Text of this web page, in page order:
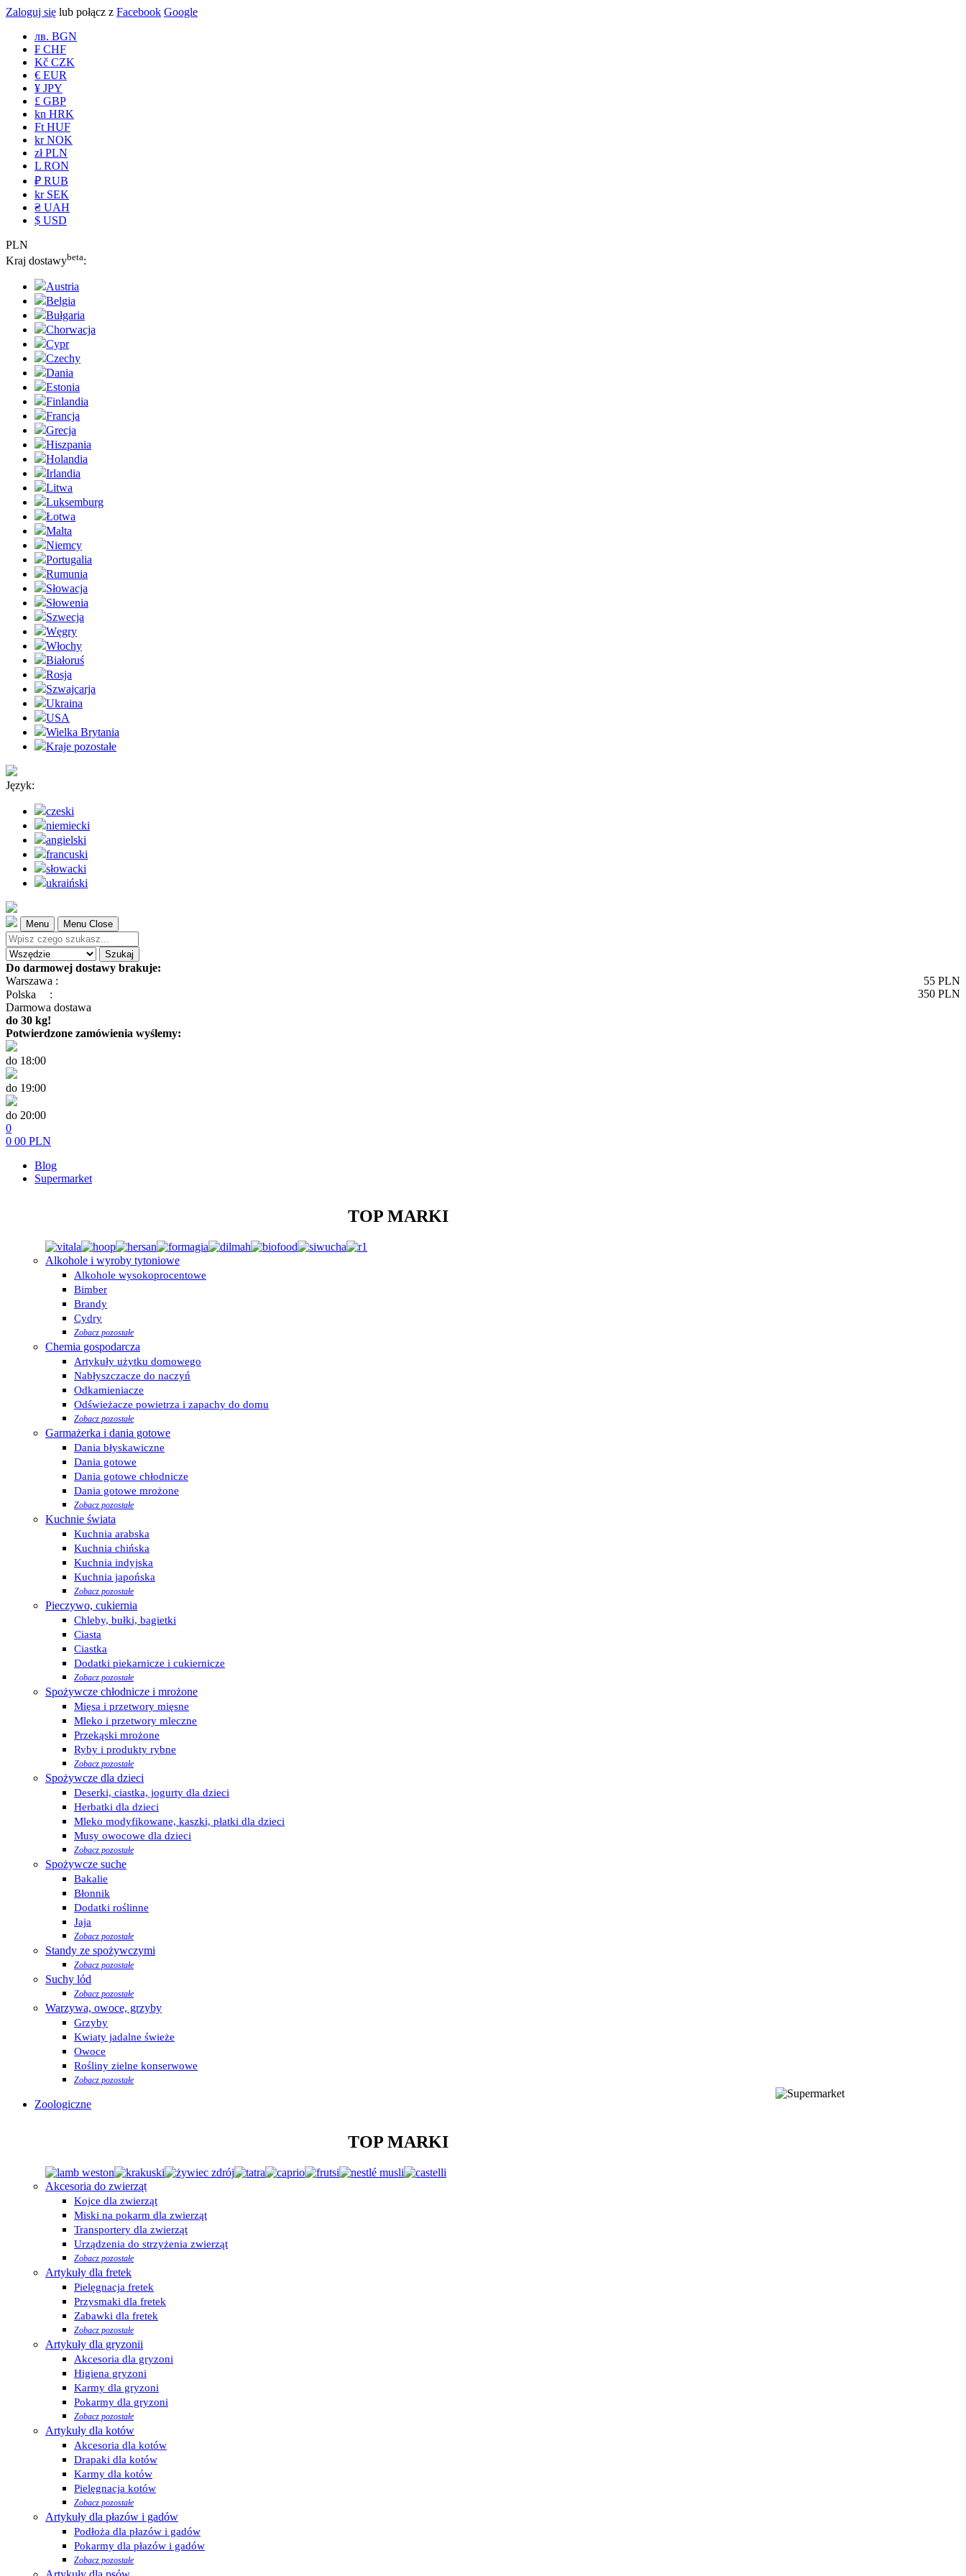
Zaloguj się lub połącz z Facebook Google
лв. BGN
₣ CHF
Kč CZK
€ EUR
¥ JPY
£ GBP
kn HRK
Ft HUF
kr NOK
zł PLN
L RON
₽ RUB
kr SEK
₴ UAH
$ USD
PLN
Kraj dostawybeta:
Austria
Belgia
Bułgaria
Chorwacja
Cypr
Czechy
Dania
Estonia
Finlandia
Francja
Grecja
Hiszpania
Holandia
Irlandia
Litwa
Luksemburg
Łotwa
Malta
Niemcy
Portugalia
Rumunia
Słowacja
Słowenia
Szwecja
Węgry
Włochy
Białoruś
Rosja
Szwajcarja
Ukraina
USA
Wielka Brytania
Kraje pozostałe
Język:
czeski
niemiecki
angielski
francuski
słowacki
ukraiński
Menu Menu Close
Szukaj
Do darmowej dostawy brakuje:
Warszawa :
55 PLN
Polska
: 350 PLN
Darmowa dostawa
do 30 kg!
Potwierdzone zamówienia wyślemy:
do 18:00
do 19:00
do 20:00
0
0 00 PLN
Blog
Supermarket
TOP MARKI
Alkohole i wyroby tytoniowe
Alkohole wysokoprocentowe
Bimber
Brandy
Cydry
Zobacz pozostałe
Chemia gospodarcza
Artykuły użytku domowego
Nabłyszczacze do naczyń
Odkamieniacze
Odświeżacze powietrza i zapachy do domu
Zobacz pozostałe
Garmażerka i dania gotowe
Dania błyskawiczne
Dania gotowe
Dania gotowe chłodnicze
Dania gotowe mrożone
Zobacz pozostałe
Kuchnie świata
Kuchnia arabska
Kuchnia chińska
Kuchnia indyjska
Kuchnia japońska
Zobacz pozostałe
Pieczywo, cukiernia
Chleby, bułki, bagietki
Ciasta
Ciastka
Dodatki piekarnicze i cukiernicze
Zobacz pozostałe
Spożywcze chłodnicze i mrożone
Mięsa i przetwory mięsne
Mleko i przetwory mleczne
Przekąski mrożone
Ryby i produkty rybne
Zobacz pozostałe
Spożywcze dla dzieci
Deserki, ciastka, jogurty dla dzieci
Herbatki dla dzieci
Mleko modyfikowane, kaszki, płatki dla dzieci
Musy owocowe dla dzieci
Zobacz pozostałe
Spożywcze suche
Bakalie
Błonnik
Dodatki roślinne
Jaja
Zobacz pozostałe
Standy ze spożywczymi
Zobacz pozostałe
Suchy lód
Zobacz pozostałe
Warzywa, owoce, grzyby
Grzyby
Kwiaty jadalne świeże
Owoce
Rośliny zielne konserwowe
Zobacz pozostałe
Zoologiczne
TOP MARKI
Akcesoria do zwierząt
Kojce dla zwierząt
Miski na pokarm dla zwierząt
Transportery dla zwierząt
Urządzenia do strzyżenia zwierząt
Zobacz pozostałe
Artykuły dla fretek
Pielęgnacja fretek
Przysmaki dla fretek
Zabawki dla fretek
Zobacz pozostałe
Artykuły dla gryzonii
Akcesoria dla gryzoni
Higiena gryzoni
Karmy dla gryzoni
Pokarmy dla gryzoni
Zobacz pozostałe
Artykuły dla kotów
Akcesoria dla kotów
Drapaki dla kotów
Karmy dla kotów
Pielęgnacja kotów
Zobacz pozostałe
Artykuły dla płazów i gadów
Podłoża dla płazów i gadów
Pokarmy dla płazów i gadów
Zobacz pozostałe